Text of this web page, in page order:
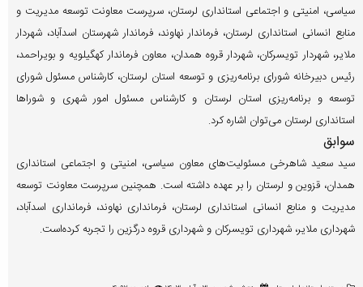
سیاسی، امنیتی و اجتماعی استانداری لرستان، سرپرست معاونت توسعه مدیریت و
منابع انسانی استانداری لرستان، فرماندار نهاوند، فرماندار شهرستان اسدآباد، شهردار
ملایر، شهردار تویسرکان، شهردار قروه همدان، معاون فرماندار کهگیلویه و بویراحمد،
رئیس دبیرخانه شورای برنامه‌ریزی و توسعه استان لرستان، کارشناس مسئول شورای
توسعه و برنامه‌ریزی استان لرستان و کارشناس مسئول امور شهری و شوراها
استانداری لرستان می‌توان اشاره کرد.
سوابق
سید سعید شاهرخی مسئولیت‌های معاون سیاسی، امنیتی و اجتماعی استانداری
همدان، قزوین و لرستان را بر عهده داشته است. همچنین سرپرست معاونت توسعه
مدیریت و منابع انسانی استانداری لرستان، فرمانداری نهاوند، فرمانداری اسدآباد،
شهرداری ملایر، شهرداری تویسرکان و شهرداری قروه درگزین را تجربه کرده‌است.